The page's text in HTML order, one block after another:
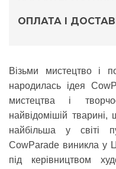
ОПЛАТА І
Візьми мистецтво і
народилась ідея
мистецтва і
найвідомішій
найбільша у світі
CowParade виникла у
під керівництвом